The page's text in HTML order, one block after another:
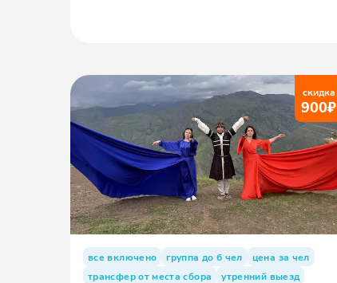
скидка
900₽
все включено группа до 6 чел
цена за чел
трансфер от места сбора
утренний выезд